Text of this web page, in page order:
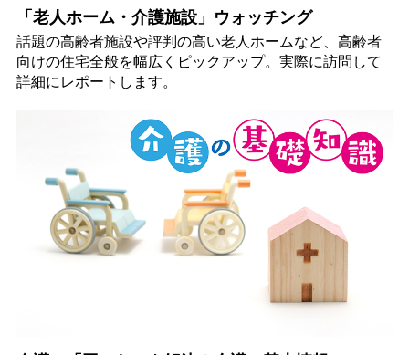
「老人ホーム・介護施設」ウォッチング
話題の高齢者施設や評判の高い老人ホームなど、高齢者
向けの住宅全般を幅広くピックアップ。実際に訪問して
詳細にレポートします。